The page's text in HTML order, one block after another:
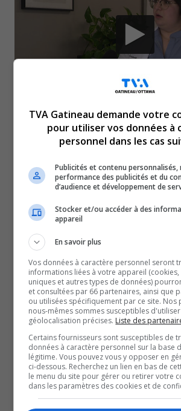
Médecin de famille en soins à
palliatifs et prestataire d’aide
cœur. Épuisée par une charge de
déjà intenable, elle dénonce
106 du gouvernement Legault, qui,
impose des exigences irréalistes
première ligne et risque d’en faire
du réseau public. Dans un contexte
personnel et de surcharge
affirme que ce n’est pas d’argent
réclament, mais du soutien, de la
des conditions qui leur permettent
humanité. Une entrevue franche et
réalité de terrain d’une soignante à
SOUTENIR NOS MÉDIAS, C’EST
CULTURE ET NOTRE
TVA Gatineau demande votre
pour utiliser vos données à
personnel dans les cas
Publicités et contenu personnalisés,
performance des publicités et du
d’audience et développement de
Stocker et/ou accéder à des
appareil
En savoir plus
Vos données à caractère personnel seront
informations liées à votre appareil
uniques et autres types de données)
et consultées par 66 partenaires, ainsi que
ou utilisées spécifiquement par ce site. Nos
nous-mêmes sommes susceptibles
géolocalisation précises. Liste des
Certains fournisseurs sont susceptibles de
données à caractère personnel sur la base
légitime. Vous pouvez vous y opposer en
ci-dessous. Recherchez un lien en bas de
le menu du site pour gérer ou retirer votre
dans les paramètres des cookies et de